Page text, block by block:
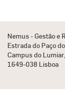
Nemus - Gestão e
Estrada do Paço
Campus do
1649-038 Lisboa